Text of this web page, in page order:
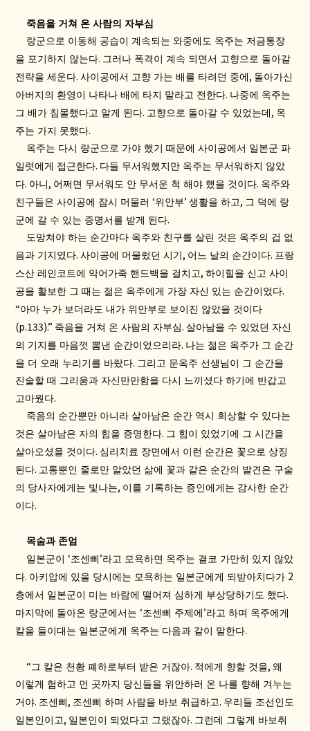
죽음을 거쳐 온 사람의 자부심
랑군으로 이동해 공습이 계속되는 와중에도 옥주는 저금통장
을 포기하지 않는다. 그러나 폭격이 계속 되면서 고향으로 돌아갈
전략을 세운다.사이공에서 고향 가는 배를 타려던 중에 , 돌아가신
아버지의 환영이 나타나 배에 타지 말라고 전한다. 나중에 옥주는
그 배가 침몰했다고 알게 된다. 고향으로 돌아갈 수 있었는데 , 옥
주는 가지 못했다.
옥주는 다시 랑군으로 가야 했기 때문에 사이공에서 일본군 파
일럿에게 접근한다. 다들 무서워했지만 옥주는 무서워하지 않았
다. 아니 , 어쩌면 무서워도 안 무서운 척 해야 했을 것이다. 옥주와
친구들은 사이공에 잠시 머물러‘위안부’생활을 하고 , 그 덕에 랑
군에 갈 수 있는 증명서를 받게 된다.
도망쳐야 하는 순간마다 옥주와 친구를 살린 것은 옥주의 겁 없
음과 기지였다.사이공에 머물렀던 시기 , 어느 날의 순간이다. 프랑
스산 레인코트에 악어가죽 핸드백을 걸치고 ,하이힐을 신고 사이
공을 활보한 그 때는 젊은 옥주에게 가장 자신 있는 순간이었다.
“아마 누가 보더라도 내가 위안부로 보이진 않았을 것이다
(p.133).” 죽음을 거쳐 온 사람의 자부심.살아남을 수 있었던 자신
의 기지를 마음껏 뽐낸 순간이었으리라. 나는 젊은 옥주가 그 순간
을 더 오래 누리기를 바랐다. 그리고 문옥주 선생님이 그 순간을
진술할 때 그리움과 자신만만함을 다시 느끼셨다 하기에 반갑고
고마웠다.
죽음의 순간뿐만 아니라 살아남은 순간 역시 회상할 수 있다는
것은 살아남은 자의 힘을 증명한다. 그 힘이 있었기에 그 시간을
살아오셨을 것이다. 심리치료 장면에서 이런 순간은 꽃으로 상징
된다. 고통뿐인 줄로만 알았던 삶에 꽃과 같은 순간의 발견은 구술
의 당사자에게는 빛나는, 이를 기록하는 증인에게는 감사한 순간
이다.
목숨과 존엄
일본군이‘조센삐’라고 모욕하면 옥주는 결코 가만히 있지 않았
다. 아키압에 있을 당시에는 모욕하는 일본군에게 되받아치다가 2
층에서 일본군이 미는 바람에 떨어져 심하게 부상당하기도 했다.
마지막에 돌아온 랑군에서는‘조센삐 주제에’라고 하며 옥주에게
칼을 들이대는 일본군에게 옥주는 다음과 같이 말한다.
“ 그 칼은 천황 폐하로부터 받은 거잖아. 적에게 향할 것을,왜
이렇게 험하고 먼 곳까지 당신들을 위안하러 온 나를 향해 겨누는
거야. 조센삐 , 조센삐 하며 사람을 바보 취급하고. 우리들 조선인도
일본인이고 , 일본인이 되었다고 그랬잖아. 그런데 그렇게 바보취